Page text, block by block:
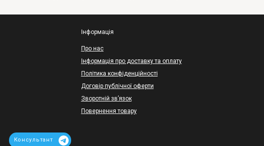
Інформація
Про нас
Інформація про доставку та оплату
Політика конфіденційності
Договір публічної оферти
Зворотній зв’язок
Повернення товару
Консультант